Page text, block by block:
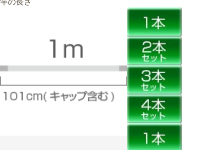
竿の長さ